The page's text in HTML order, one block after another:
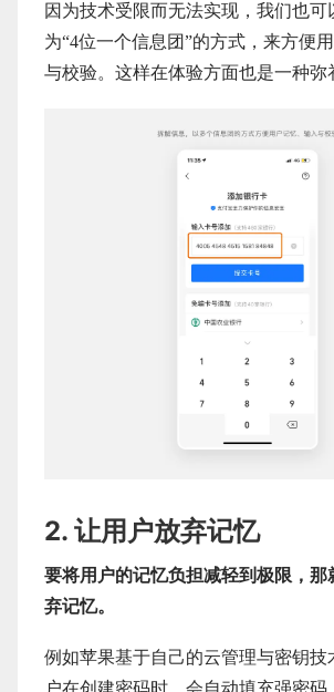
因为技术受限而无法实现，我们也可
为“4位一个信息团”的方式，来方便
与校验。这样在体验方面也是一种弥
2. 让用户放弃记忆
要将用户的记忆负担减轻到极限，那
弃记忆。
例如苹果基于自己的云管理与密钥技